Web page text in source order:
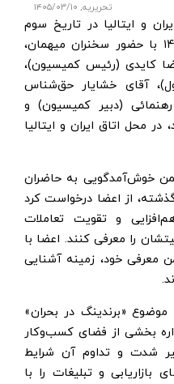
تحریریه, ۱۴۰۵/۰۳/۱۰
و ایتالیا در تاریخ سوم
خرداد ماه ۱۴۰۵ رأس ساعت ۱۴:۰۰ با حضور سخنران میهمان،
کایدی (رئیس کمیسیون)،
آقای خشایار حق‌شناس
(دبیر کمیسیون) و
محل اتاق ایران و ایتالیا
خوش‌آمدگویی به حاضران
از اعضا درخواست کرد
و تقویت تعاملات
را معرفی کنند. اعضا با
خود، زمینه آشنایی
«برندینگ در بحران»
بخشی از فضای کسب‌وکار
شدت و تداوم آن شرایط
بازاریابی و تبلیغات را با